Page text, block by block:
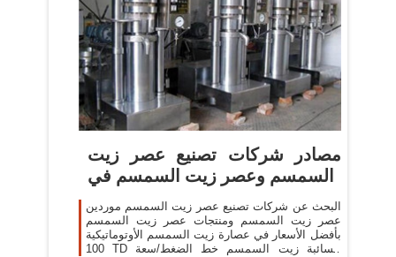
مصادر شركات تصنيع عصر زيت
السمسم وعصر زيت السمسم في
البحث عن شركات تصنيع عصر زيت السمسم موردين
عصر زيت السمسم ومنتجات عصر زيت السمسم
بأفضل الأسعار في عصارة زيت السمسم الأوتوماتيكية
100 TD السائبة زيت السمسم خط الضغط/سعة